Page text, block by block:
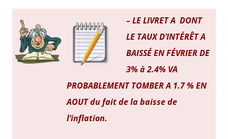
– LE LIVRET A DONT
LE TAUX D’INTÉRÊT A
BAISSÉ EN FÉVRIER DE
3% à 2.4% VA
PROBABLEMENT TOMBER A 1.7 % EN
AOUT du fait de la baisse de
l’inflation.